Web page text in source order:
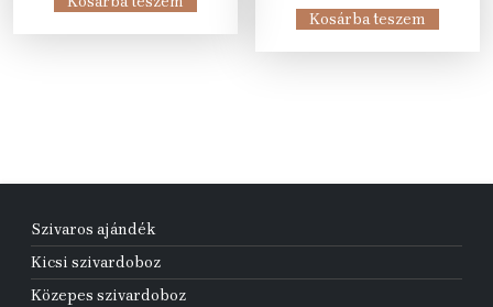
25
18
was:
58
is:
26
Kosárba teszem
Szivaros ajándék
Kicsi szivardoboz
Közepes szivardoboz